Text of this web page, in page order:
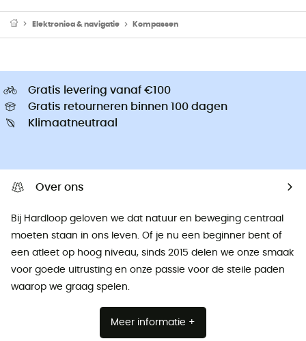
Elektronica & navigatie Kompassen
Gratis levering vanaf €100
Gratis retourneren binnen 100 dagen
Klimaatneutraal
Over ons
Bij Hardloop geloven we dat natuur en beweging centraal
moeten staan ​​in ons leven. Of je nu een beginner bent of
een atleet op hoog niveau, sinds 2015 delen we onze smaak
voor goede uitrusting en onze passie voor de steile paden
waarop we graag spelen.
Meer informatie +